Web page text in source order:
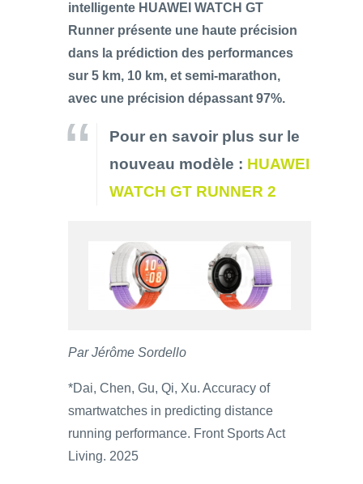
intelligente HUAWEI WATCH GT
Runner présente une haute précision
dans la prédiction des performances
sur 5 km, 10 km, et semi-marathon,
avec une précision dépassant 97%.
Pour en savoir plus sur le
nouveau modèle : HUAWEI
WATCH GT RUNNER 2
Par Jérôme Sordello
*Dai, Chen, Gu, Qi, Xu. Accuracy of
smartwatches in predicting distance
running performance. Front Sports Act
Living. 2025